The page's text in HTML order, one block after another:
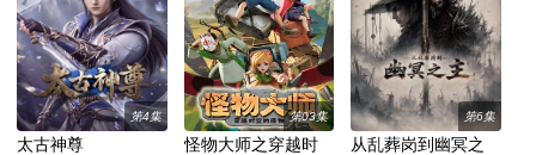
——龋齿的故事。 这部
闹剧喜剧的主角是酷爱
甜食的小女孩阿梅，以
及她嘴里那颗蛀牙——
龋齿。
宗门清云宗拒之门外。
走投无路之际，她被战
力顶尖却一穷二白的天
剑宗收留。宗门人人是
绝世剑修，却只能栖身
山洞、粗茶淡饭。扶颦
第4集
太古神尊
第03集
​怪物大师之穿越时
第6集
从乱葬岗到幽冥之